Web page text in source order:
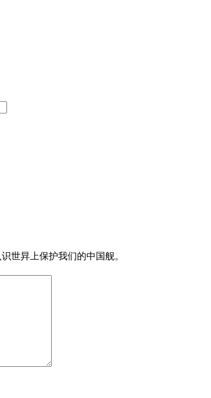
世㫒上保护我们的中国舰。